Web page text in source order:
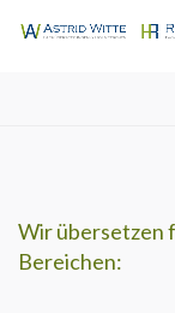
Wir übersetzen
Bereichen: